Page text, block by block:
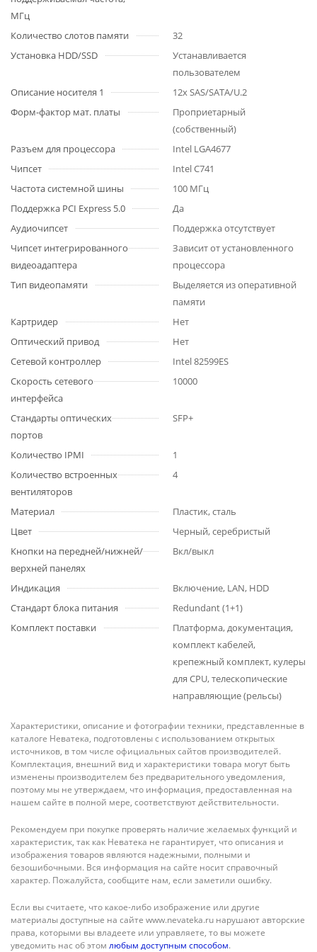
МГц
Количество слотов памяти
32
Установка HDD/SSD
Устанавливается
пользователем
Описание носителя 1
12x SAS/SATA/U.2
Форм-фактор мат. платы
Проприетарный
(собственный)
Разъем для процессора
Intel LGA4677
Чипсет
Intel C741
Частота системной шины
100 МГц
Поддержка PCI Express 5.0
Да
Аудиочипсет
Поддержка отсутствует
Чипсет интегрированного
видеоадаптера
Зависит от установленного
процессора
Тип видеопамяти
Выделяется из оперативной
памяти
Картридер
Нет
Оптический привод
Нет
Сетевой контроллер
Intel 82599ES
Скорость сетевого
интерфейса
10000
Стандарты оптических
портов
SFP+
Количество IPMI
1
Количество встроенных
вентиляторов
4
Материал
Пластик, сталь
Цвет
Черный, серебристый
Кнопки на передней/нижней/
верхней панелях
Вкл/выкл
Индикация
Включение, LAN, HDD
Стандарт блока питания
Redundant (1+1)
Комплект поставки
Платформа, документация,
комплект кабелей,
крепежный комплект, кулеры
для CPU, телескопические
направляющие (рельсы)
Характеристики, описание и фотографии техники, представленные в
каталоге Неватека, подготовлены с использованием открытых
источников, в том числе официальных сайтов производителей.
Комплектация, внешний вид и характеристики товара могут быть
изменены производителем без предварительного уведомления,
поэтому мы не утверждаем, что информация, предоставленная на
нашем сайте в полной мере, соответствуют действительности.
Рекомендуем при покупке проверять наличие желаемых функций и
характеристик, так как Неватека не гарантирует, что описания и
изображения товаров являются надежными, полными и
безошибочными. Вся информация на сайте носит справочный
характер. Пожалуйста, сообщите нам, если заметили ошибку.
Если вы считаете, что какое-либо изображение или другие
материалы доступные на сайте www.nevateka.ru нарушают авторские
права, которыми вы владеете или управляете, то вы можете
уведомить нас об этом любым доступным способом.